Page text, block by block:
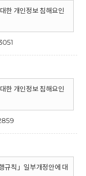
한 개인정보 침해요인
한 개인정보 침해요인
규칙」일부개정안에 대